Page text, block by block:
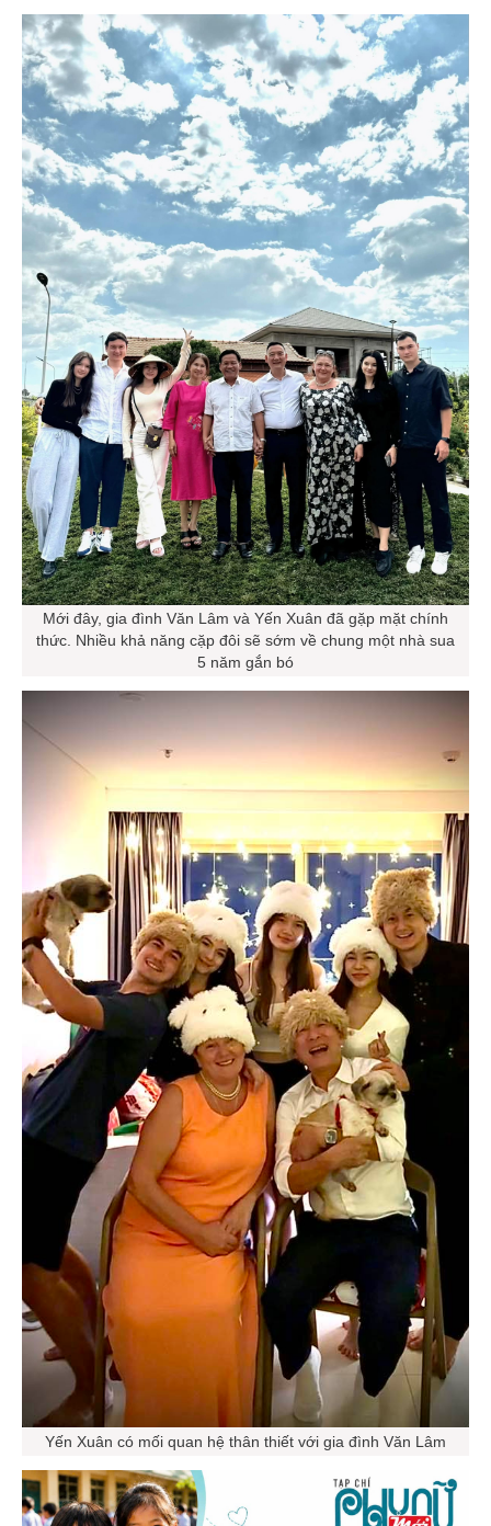
Mới đây, gia đình Văn Lâm và Yến Xuân đã gặp mặt chính
thức. Nhiều khả năng cặp đôi sẽ sớm về chung một nhà sua
5 năm gắn bó
Yến Xuân có mối quan hệ thân thiết với gia đình Văn Lâm